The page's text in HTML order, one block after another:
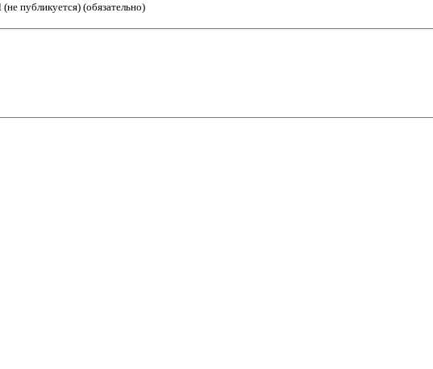
публикуется) (обязательно)